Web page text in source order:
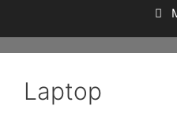
Laptop